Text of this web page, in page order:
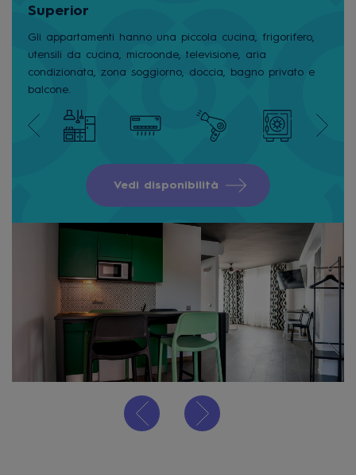
Superior
Gli appartamenti hanno una piccola cucina, frigorifero,
utensili da cucina, microonde, televisione, aria
condizionata, zona soggiorno, doccia, bagno privato e
balcone.
Vedi disponibilità